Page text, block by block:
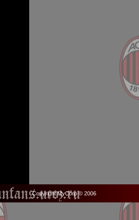
Copyright MyCorp © 2006